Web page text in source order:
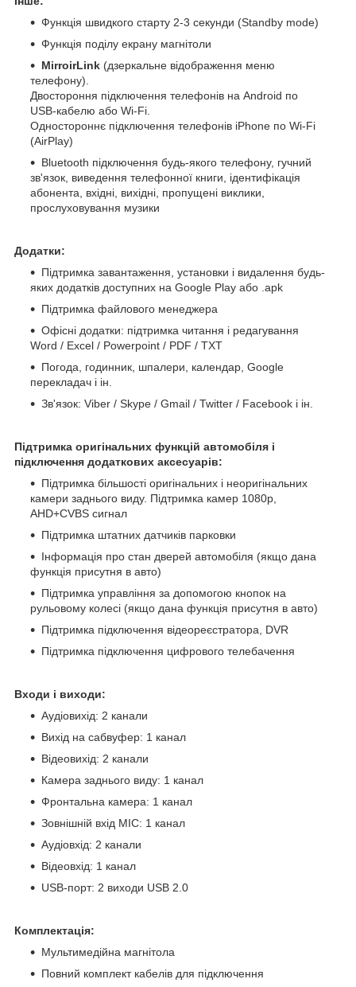
Функція швидкого старту 2-3 секунди (Standby mode)
Функція поділу екрану магнітоли
MirroirLink (дзеркальне відображення меню
телефону).
Двостороння підключення телефонів на Android по
USB-кабелю або Wi-Fi.
Одностороннє підключення телефонів iPhone по Wi-Fi
(AirPlay)
Bluetooth підключення будь-якого телефону, гучний
зв'язок, виведення телефонної книги, ідентифікація
абонента, вхідні, вихідні, пропущені виклики,
прослуховування музики
Додатки:
Підтримка завантаження, установки і видалення будь-
яких додатків доступних на Google Play або .apk
Підтримка файлового менеджера
Офісні додатки: підтримка читання і редагування
Word / Excel / Powerpoint / PDF / TXT
Погода, годинник, шпалери, календар, Google
перекладач і ін.
Зв'язок: Viber / Skype / Gmail / Twitter / Facebook і ін.
Підтримка оригінальних функцій автомобіля і
підключення додаткових аксесуарів:
Підтримка більшості оригінальних і неоригінальних
камери заднього виду. Підтримка камер 1080p,
AHD+CVBS сигнал
Підтримка штатних датчиків парковки
Інформація про стан дверей автомобіля (якщо дана
функція присутня в авто)
Підтримка управління за допомогою кнопок на
рульовому колесі (якщо дана функція присутня в авто)
Підтримка підключення відеореєстратора, DVR
Підтримка підключення цифрового телебачення
Входи і виходи:
Аудіовихід: 2 канали
Вихід на сабвуфер: 1 канал
Відеовихід: 2 канали
Камера заднього виду: 1 канал
Фронтальна камера: 1 канал
Зовнішній вхід MIC: 1 канал
Аудіовхід: 2 канали
Відеовхід: 1 канал
USB-порт: 2 виходи USB 2.0
Комплектація:
Мультимедійна магнітола
Повний комплект кабелів для підключення